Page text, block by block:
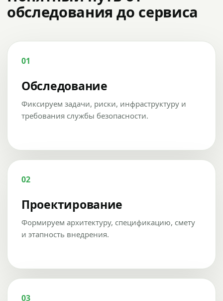
обследования до сервиса
01
Обследование
Фиксируем задачи, риски, инфраструктуру и
требования службы безопасности.
02
Проектирование
Формируем архитектуру, спецификацию, смету
и этапность внедрения.
03